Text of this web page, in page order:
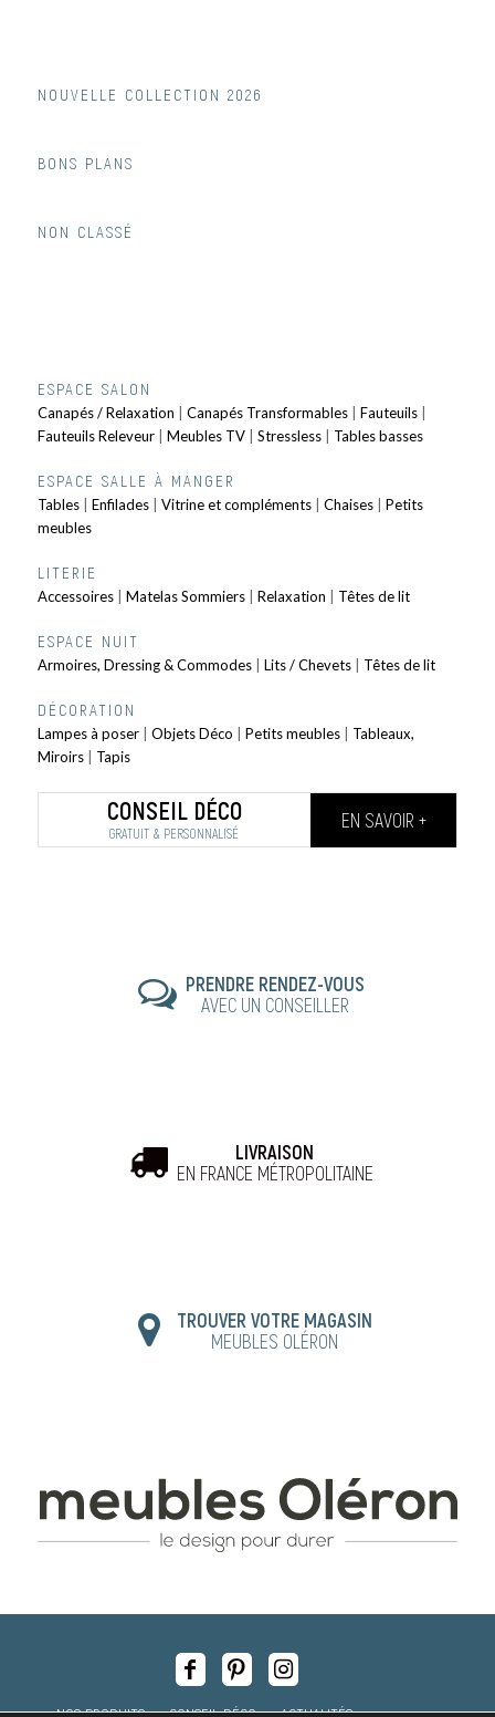
NOUVELLE COLLECTION 2026
BONS PLANS
NON CLASSÉ
ESPACE SALON
Canapés / Relaxation Canapés Transformables| Fauteuils|
Fauteuils Releveur| Meubles TV| Stressless| Tables basses
ESPACE SALLE À MANGER
Tables| Enfilades| Vitrine et compléments| Chaises| Petits
meubles
LITERIE
Accessoires| Matelas Sommiers| Relaxation Têtes de lit
ESPACE NUIT
Armoires, Dressing & Commodes| Lits / Chevets| Têtes de lit
DÉCORATION
Lampes à poser| Objets Déco Petits meubles| Tableaux,
Miroirs| Tapis
CONSEIL DÉCO
GRATUIT & PERSONNALISÉ
EN SAVOIR +
PRENDRE RENDEZ-VOUS
AVEC UN CONSEILLER
LIVRAISON
EN FRANCE MÉTROPOLITAINE
TROUVER VOTRE MAGASIN
MEUBLES OLÉRON